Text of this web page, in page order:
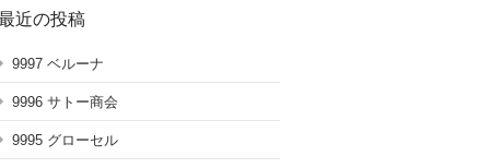
近の投稿
9997 ベルーナ
9996 サトー商会
9995 グローセル